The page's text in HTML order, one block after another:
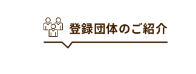
登録団体のご紹介